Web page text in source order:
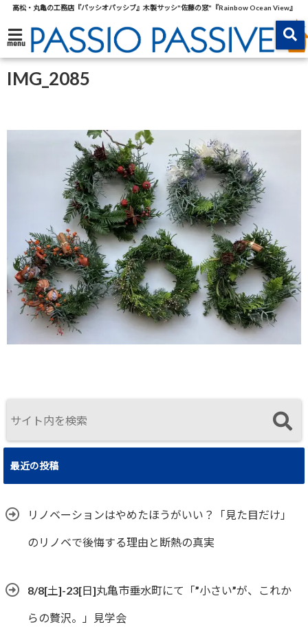
高松・丸亀の工務店『パッシオパッシブ』木製サッシ"佐藤の窓"『Rainbow Ocean View』
menu
IMG_2085
最近の投稿
リノベーションはやめたほうがいい？「見た目だけ」
のリノベで後悔する理由と断熱の真実
8/8[土]-23[日]丸亀市垂水町にて「”小さい”が、これか
らの贅沢。」見学会